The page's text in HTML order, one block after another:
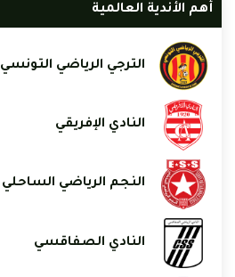
أهم الأندية العالمية
الترجي الرياضي التونسي
النادي الإفريقي
النجم الرياضي الساحلي
النادي الصفاقسي